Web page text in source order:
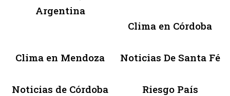
Argentina
Clima en Córdoba
Clima en Mendoza Noticias De Santa Fé
Noticias de Córdoba Riesgo País